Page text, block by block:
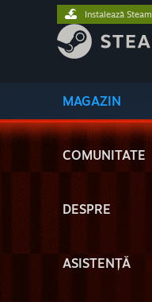
MAGAZIN
COMUNITATE
DESPRE
ASISTENȚĂ
Instalează Steam